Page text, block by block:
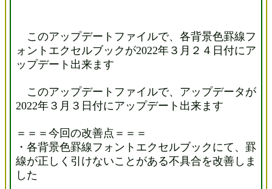
このアップデートファイルで、各背景色罫線フ
ォントエクセルブックが2022年３月２４日付にア
ップデート出来ます
このアップデートファイルで、アップデータが
2022年３月３日付にアップデート出来ます
＝＝＝今回の改善点＝＝＝
・各背景色罫線フォントエクセルブックにて、罫
線が正しく引けないことがある不具合を改善しま
した